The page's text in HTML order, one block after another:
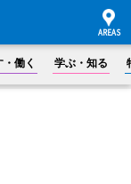
働く 学ぶ・知る